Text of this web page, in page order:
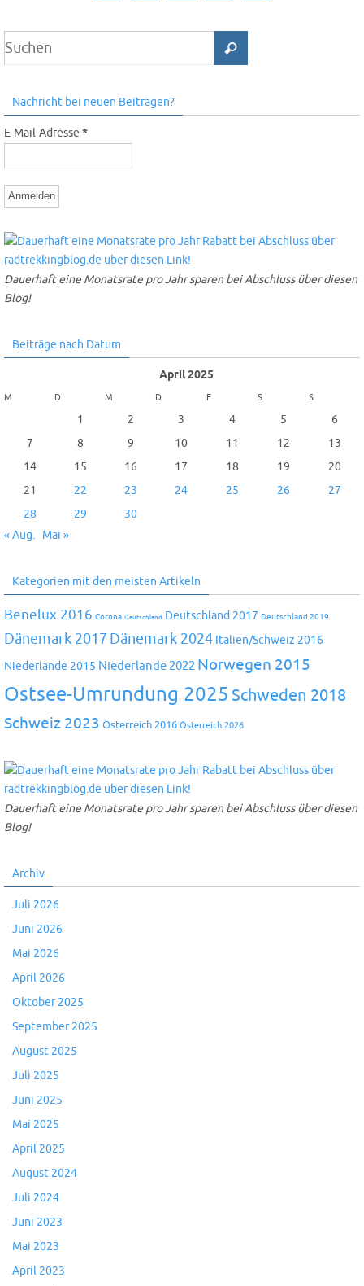
Nachricht bei neuen Beiträgen?
E-Mail-Adresse *
Dauerhaft eine Monatsrate pro Jahr sparen bei Abschluss über diesen
Blog!
Beiträge nach Datum
April 2025
M D M D F S S
1 2 3 4 5
6
7
8 9 10 11 12
13
14
15 16 17 18 19
20
21
22 23 24 25 26
27
28
29
30
« Aug. Mai »
Kategorien mit den meisten Artikeln
Benelux 2016 Corona Deutschland Deutschland 2017 Deutschland 2019
Dänemark 2017 Dänemark 2024 Italien/Schweiz 2016
Niederlande 2015 Niederlande 2022 Norwegen 2015
Ostsee-Umrundung 2025 Schweden 2018
Schweiz 2023 Österreich 2016 Österreich 2026
Dauerhaft eine Monatsrate pro Jahr sparen bei Abschluss über diesen
Blog!
Archiv
Juli 2026
Juni 2026
Mai 2026
April 2026
Oktober 2025
September 2025
August 2025
Juli 2025
Juni 2025
Mai 2025
April 2025
August 2024
Juli 2024
Juni 2023
Mai 2023
April 2023